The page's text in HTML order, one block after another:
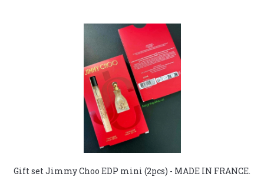
Gift set Jimmy Choo EDP mini (2pcs) - MADE IN FRANCE.